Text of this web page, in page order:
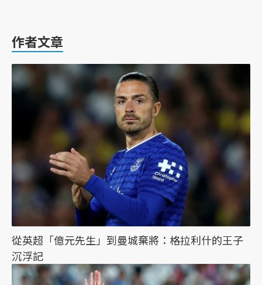
作者文章
從英超「億元先生」到曼城棄將：格拉利什的王子
沉浮記